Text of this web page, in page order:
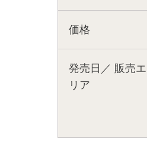
価格
発売日／ 販売エ
リア